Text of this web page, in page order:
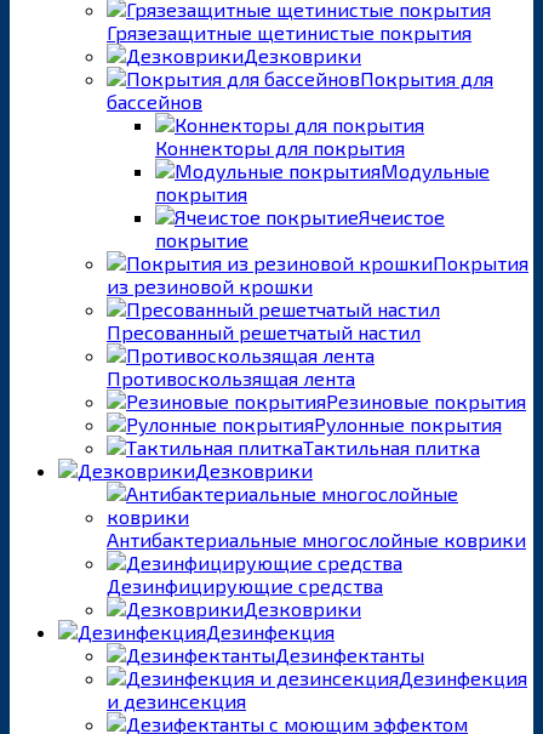
Грязезащитные щетинистые покрытия
Дезковрики
Покрытия для
бассейнов
Коннекторы для покрытия
Модульные
покрытия
Ячеистое
покрытие
Покрытия
из резиновой крошки
Пресованный решетчатый настил
Противоскользящая лента
Резиновые покрытия
Рулонные покрытия
Тактильная плитка
Дезковрики
Антибактериальные многослойные коврики
Дезинфицирующие средства
Дезковрики
Дезинфекция
Дезинфектанты
Дезинфекция
и дезинсекция